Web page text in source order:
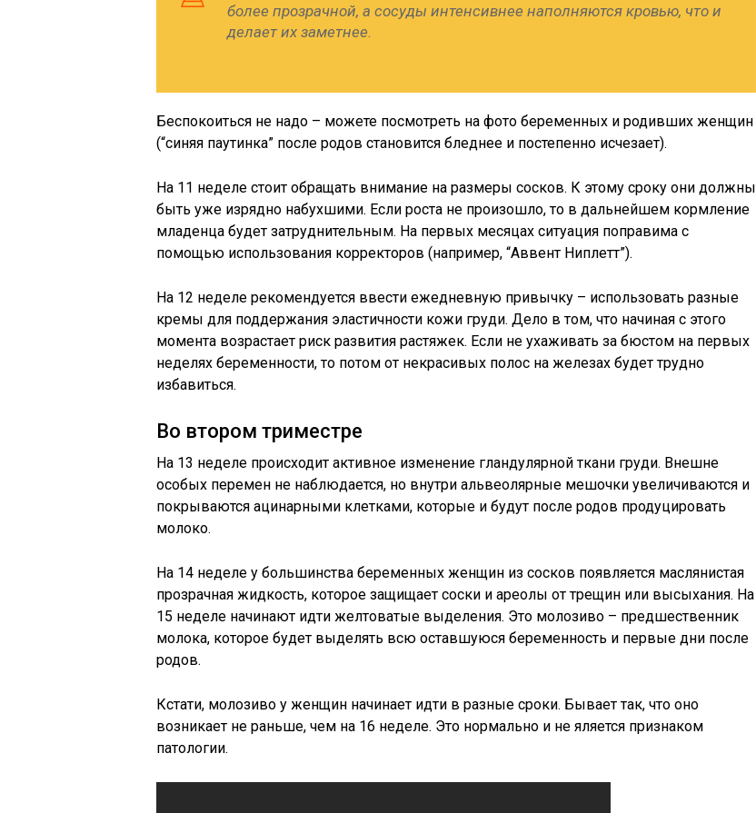
более прозрачной, а сосуды интенсивнее наполняются кровью, что и
делает их заметнее.
Беспокоиться не надо – можете посмотреть на фото беременных и родивших женщин
(“синяя паутинка” после родов становится бледнее и постепенно исчезает).
На 11 неделе стоит обращать внимание на размеры сосков. К этому сроку они должны
быть уже изрядно набухшими. Если роста не произошло, то в дальнейшем кормление
младенца будет затруднительным. На первых месяцах ситуация поправима с
помощью использования корректоров (например, “Аввент Ниплетт”).
На 12 неделе рекомендуется ввести ежедневную привычку – использовать разные
кремы для поддержания эластичности кожи груди. Дело в том, что начиная с этого
момента возрастает риск развития растяжек. Если не ухаживать за бюстом на первых
неделях беременности, то потом от некрасивых полос на железах будет трудно
избавиться.
Во втором триместре
На 13 неделе происходит активное изменение гландулярной ткани груди. Внешне
особых перемен не наблюдается, но внутри альвеолярные мешочки увеличиваются и
покрываются ацинарными клетками, которые и будут после родов продуцировать
молоко.
На 14 неделе у большинства беременных женщин из сосков появляется маслянистая
прозрачная жидкость, которое защищает соски и ареолы от трещин или высыхания. На
15 неделе начинают идти желтоватые выделения. Это молозиво – предшественник
молока, которое будет выделять всю оставшуюся беременность и первые дни после
родов.
Кстати, молозиво у женщин начинает идти в разные сроки. Бывает так, что оно
возникает не раньше, чем на 16 неделе. Это нормально и не яляется признаком
патологии.